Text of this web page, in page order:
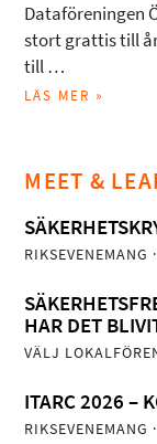
Dataföreningen
stort grattis till
till …
LÄS MER »
MEET &
RIKSEVENEMANG
HAR DET
VÄLJ
ITARC 2026 –
RIKSEVENEMANG